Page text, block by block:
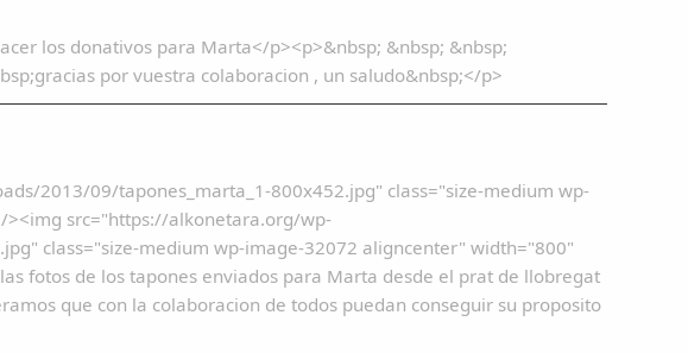
los donativos para Marta</p><p>&nbsp; &nbsp; &nbsp;
por vuestra colaboracion , un saludo&nbsp;</p>
2013/09/tapones_marta_1-800x452.jpg" class="size-medium wp-
src="https://alkonetara.org/wp-
class="size-medium wp-image-32072 aligncenter" width="800"
fotos de los tapones enviados para Marta desde el prat de llobregat
que con la colaboracion de todos puedan conseguir su proposito